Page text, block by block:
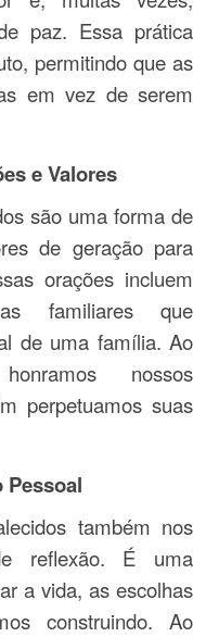
paz. Essa prática
permitindo que as
em vez de serem
e Valores
são uma forma de
de geração para
orações incluem
familiares que
de uma família. Ao
nossos
perpetuamos suas
Pessoal
também nos
reflexão. É uma
a vida, as escolhas
construindo. Ao